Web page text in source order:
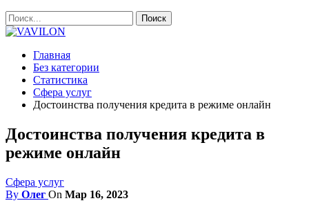
Главная
Без категории
Статистика
Сфера услуг
Достоинства получения кредита в режиме онлайн
Достоинства получения кредита в
режиме онлайн
Сфера услуг
By Олег On Мар 16, 2023